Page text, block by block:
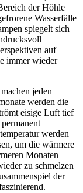
der Höhle
Wasserfälle
spiegelt sich
auf
immer wieder
jeden
werden die
eisige Luft tief
werden
um die wärmere
Monaten
zu schmelzen
der